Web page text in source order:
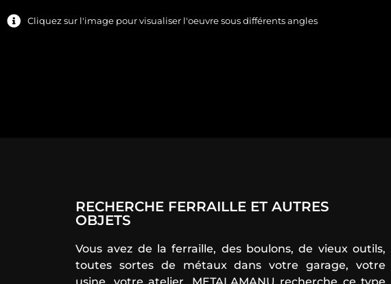
Cliquez sur l'image pour visualiser l'oeuvre sous différents angles
RECHERCHE FERRAILLE ET AUTRES
OBJETS
Vous avez de la ferraille, des boulons, de vieux outils,
toutes sortes de métaux dans votre garage, votre